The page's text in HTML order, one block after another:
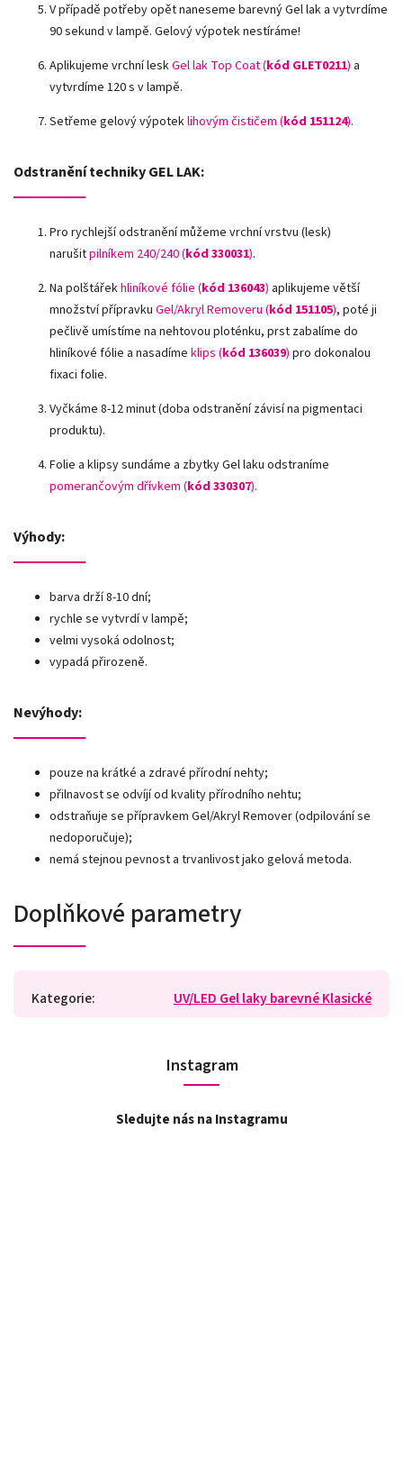
V případě potřeby opět naneseme barevný Gel lak a vytvrdíme
90 sekund v lampě. Gelový výpotek nestíráme!
Aplikujeme vrchní leskGel lak Top Coat (kód GLET0211) a
vytvrdíme 120 s v lampě.
Setřeme gelový výpoteklihovým čističem (kód 151124).
Odstranění techniky GEL LAK:
Pro rychlejší odstranění můžeme vrchní vrstvu (lesk)
narušitpilníkem 240/240 (kód 330031).
Na polštářekhliníkové fólie (kód 136043) aplikujeme větší
množství přípravku Gel/Akryl Removeru (kód 151105), poté ji
pečlivě umístíme na nehtovou ploténku, prst zabalíme do
hliníkové fólie a nasadíme klips (kód 136039) pro dokonalou
fixaci folie.
Vyčkáme 8-12 minut (doba odstranění závisí na pigmentaci
produktu).
Folie a klipsy sundáme a zbytky Gel laku odstraníme
pomerančovým dřívkem (kód 330307).
Výhody:
barva drží 8-10 dní;
rychle se vytvrdí v lampě;
velmi vysoká odolnost;
vypadá přirozeně.
Nevýhody:
pouze na krátké a zdravé přírodní nehty;
přilnavost se odvíjí od kvality přírodního nehtu;
odstraňuje se přípravkem Gel/Akryl Remover (odpilování se
nedoporučuje);
nemá stejnou pevnost a trvanlivost jako gelová metoda.
Doplňkové parametry
Kategorie: UV/LED Gel laky barevné Klasické
Instagram
Sledujte nás na Instagramu